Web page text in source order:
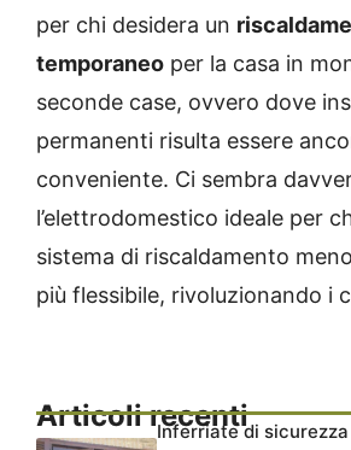
per chi desidera un
temporaneo per la casa in
seconde case, ovvero dove
permanenti risulta essere
conveniente. Ci sembra
l’elettrodomestico ideale per
sistema di riscaldamento
più flessibile, rivoluzionando i
Articoli recentiInferriate di sicurezza